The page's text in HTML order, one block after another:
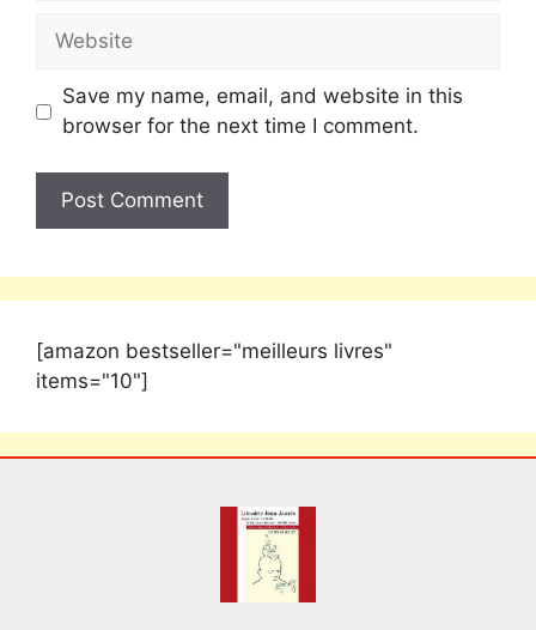
Save my name, email, and website in this
browser for the next time I comment.
[amazon bestseller="meilleurs livres"
items="10"]